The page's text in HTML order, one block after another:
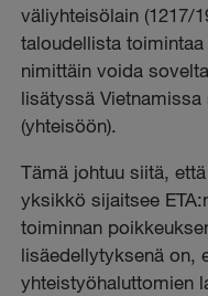
väliyhteisölain (1217/
taloudellista
nimittäin voida
lisätyssä
(yhteisöön).
Tämä johtuu siitä,
yksikkö sijaitsee
toiminnan
lisäedellytyksenä on,
yhteistyöhaluttomien